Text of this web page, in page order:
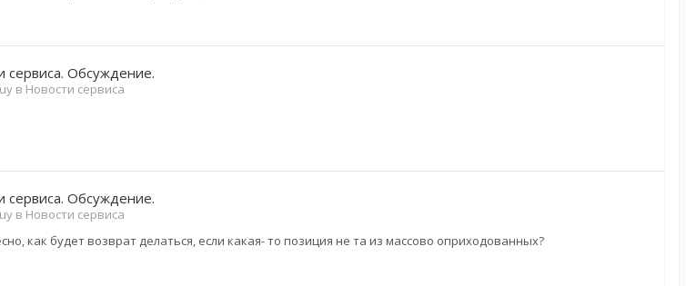
сервиса. Обсуждение.
в Новости сервиса
сервиса. Обсуждение.
в Новости сервиса
как будет возврат делаться, если какая- то позиция не та из массово оприходованных?